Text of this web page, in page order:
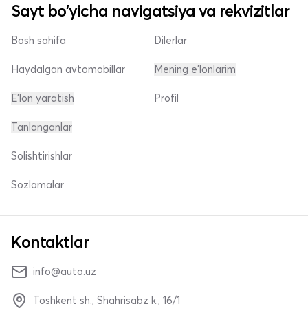
Sayt bo'yicha navigatsiya va rekvizitlar
Bosh sahifa
Haydalgan avtomobillar
E'lon yaratish
Dilerlar
Mening e'lonlarim
Profil
Tanlanganlar
Solishtirishlar
Sozlamalar
Kontaktlar
info@auto.uz
Toshkent sh., Shahrisabz k., 16/1